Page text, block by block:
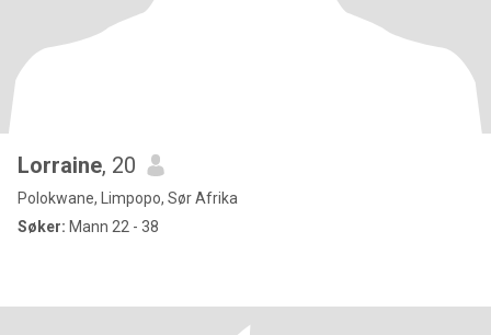
Lorraine, 20
Polokwane, Limpopo, Sør Afrika
Søker: Mann 22 - 38